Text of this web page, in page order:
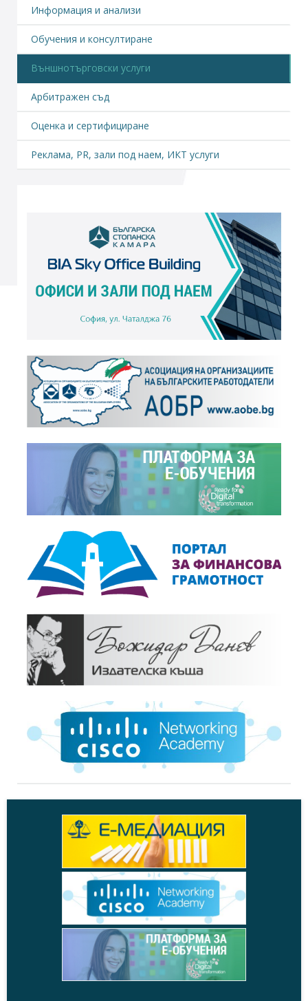
Информация и анализи
Обучения и консултиране
Външнотърговски услуги
Арбитражен съд
Оценка и сертифициране
Реклама, PR, зали под наем, ИКТ услуги